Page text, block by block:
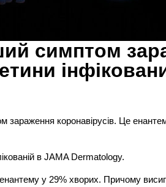
симптом
зараження коронавірусів. Це
в JAMA Dermatology.
у 29% хворих. Причому